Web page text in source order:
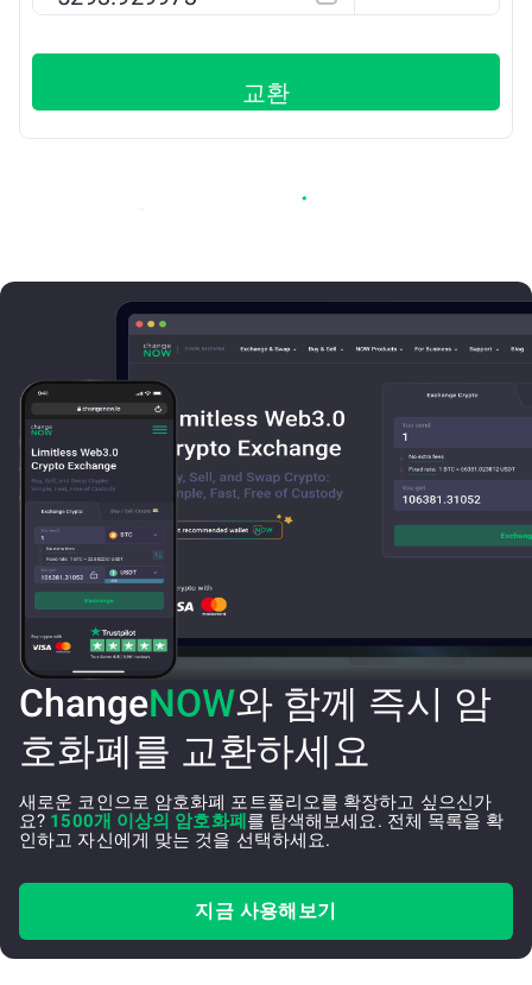
교환
ChangeNOW와 함께 즉시 암
호화폐를 교환하세요
새로운 코인으로 암호화폐 포트폴리오를 확장하고 싶으신가
요? 1500개 이상의 암호화폐 를 탐색해보세요. 전체 목록을 확
인하고 자신에게 맞는 것을 선택하세요.
지금 사용해보기